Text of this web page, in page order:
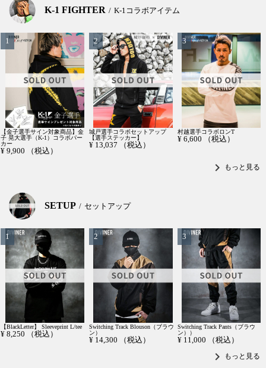
K-1 FIGHTER K-1コラボアイテム
【金子選手サイン対象商品】金
子 晃大選手（K-1）コラボパー
カー
¥ 9,900 （税込）
城戸選手コラボセットアップ
【選手ステッカー】
¥ 13,037 （税込）
村越選手コラボロンT
¥ 6,600 （税込）
chevron_right もっと見る
SETUP セットアップ
【BlackLetter】 Sleeveprint L/tee
¥ 8,250 （税込）
Switching Track Blouson（ブラウ
ン）
¥ 14,300 （税込）
Switching Track Pants（ブラウ
ン））
¥ 11,000 （税込）
chevron_right もっと見る